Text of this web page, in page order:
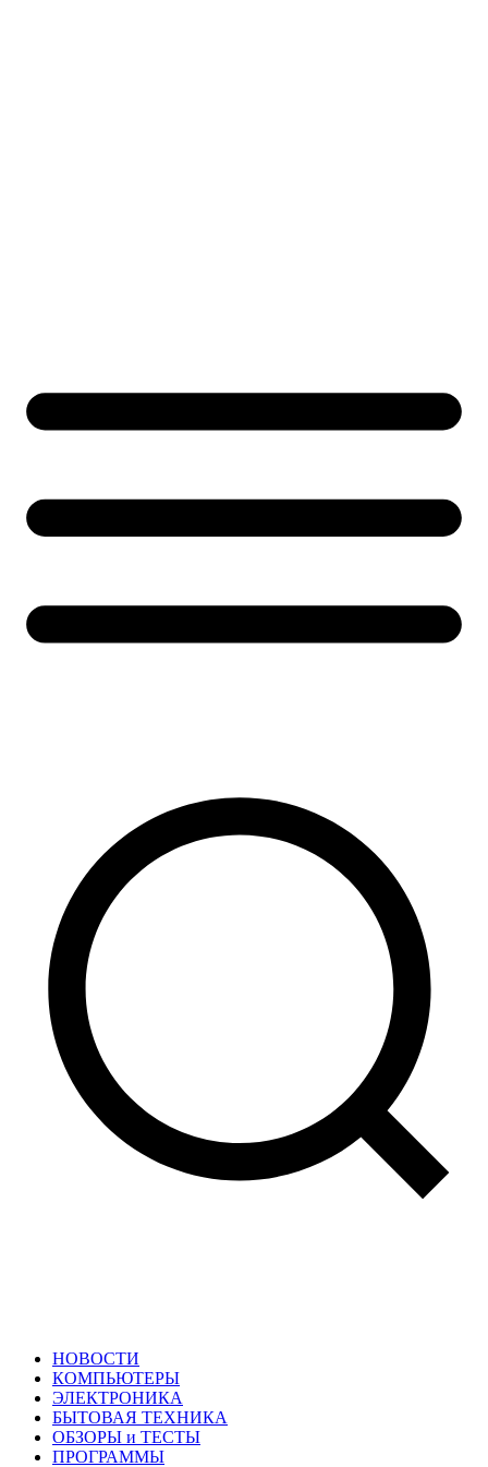
НОВОСТИ
КОМПЬЮТЕРЫ
ЭЛЕКТРОНИКА
БЫТОВАЯ ТЕХНИКА
ОБЗОРЫ и ТЕСТЫ
ПРОГРАММЫ